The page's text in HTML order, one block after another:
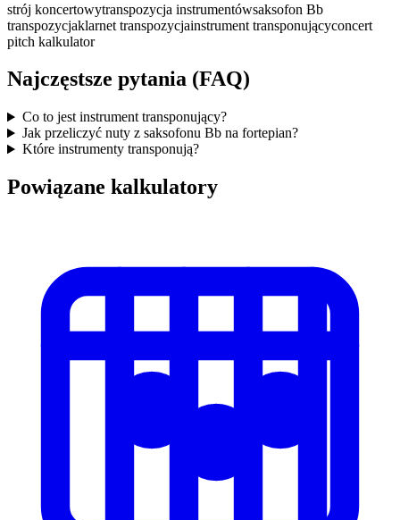
strój koncertowytranspozycja instrumentówsaksofon Bb
transpozycjaklarnet transpozycjainstrument transponującyconcert
pitch kalkulator
Najczęstsze pytania (FAQ)
Co to jest instrument transponujący?
Jak przeliczyć nuty z saksofonu Bb na fortepian?
Które instrumenty transponują?
Powiązane kalkulatory